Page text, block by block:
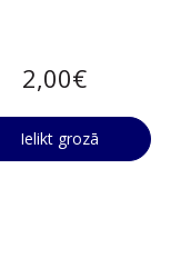
2,00€
Ielikt grozā